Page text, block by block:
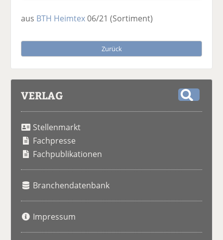
aus BTH Heimtex06/21(Sortiment)
Zurück
VERLAG
Stellenmarkt
Fachpresse
Fachpublikationen
Branchendatenbank
Impressum